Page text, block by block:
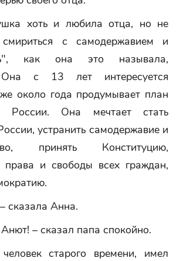
хоть и любила отца, но не
с самодержавием и
как она это называла,
Она с 13 лет интересуется
около года продумывает план
России. Она мечтает стать
устранить самодержавие и
принять Конституцию,
права и свободы всех граждан,
сказала Анна.
– сказал папа спокойно.
старого времени, имел